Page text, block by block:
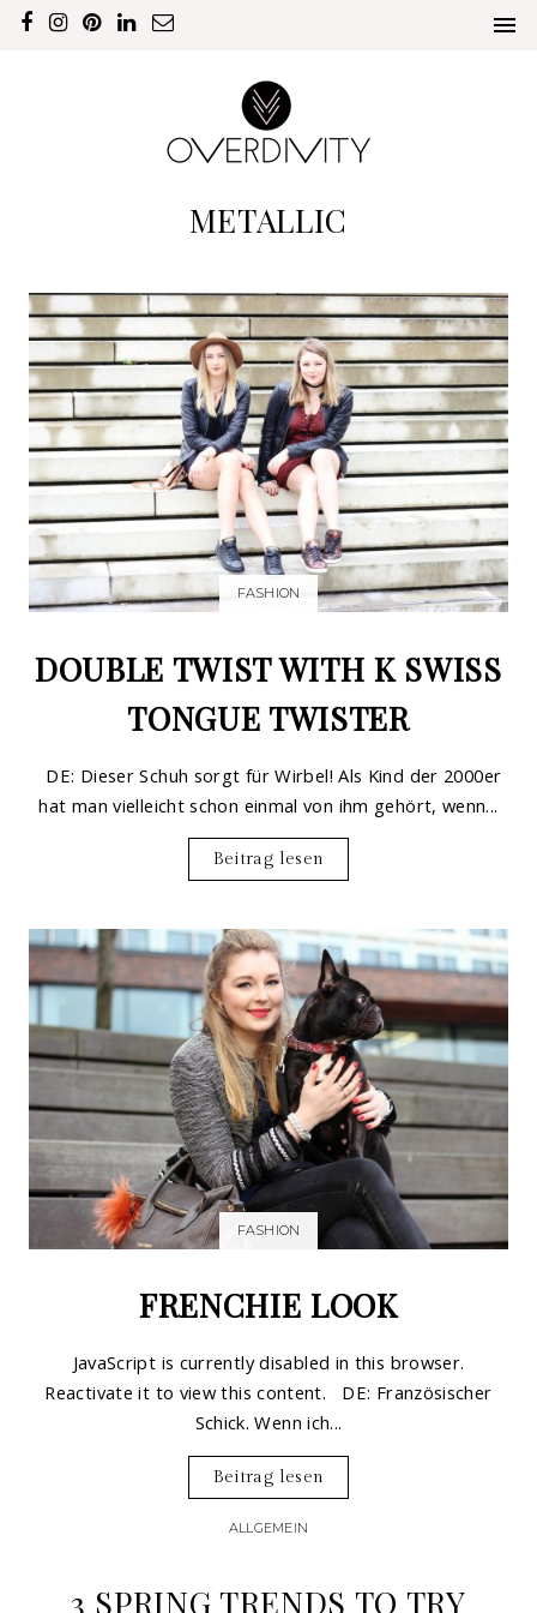
METALLIC
FASHION
DOUBLE TWIST WITH K SWISS
TONGUE TWISTER
DE: Dieser Schuh sorgt für Wirbel! Als Kind der 2000er
hat man vielleicht schon einmal von ihm gehört, wenn...
Beitrag lesen
FASHION
FRENCHIE LOOK
JavaScript is currently disabled in this browser.
Reactivate it to view this content. DE: Französischer
Schick. Wenn ich...
Beitrag lesen
ALLGEMEIN
3 SPRING TRENDS TO TRY